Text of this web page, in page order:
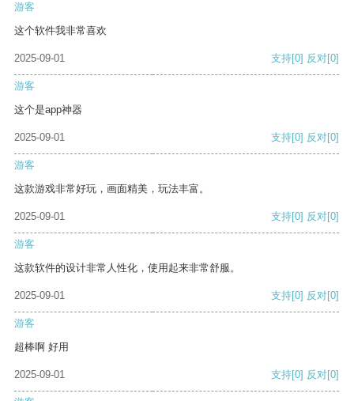
游客
这个软件我非常喜欢
2025-09-01 支持[0] 反对[0]
游客
这个是app神器
2025-09-01 支持[0] 反对[0]
游客
这款游戏非常好玩，画面精美，玩法丰富。
2025-09-01 支持[0] 反对[0]
游客
这款软件的设计非常人性化，使用起来非常舒服。
2025-09-01 支持[0] 反对[0]
游客
超棒啊 好用
2025-09-01 支持[0] 反对[0]